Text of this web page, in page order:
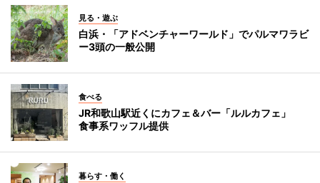
見る・遊ぶ
白浜・「アドベンチャーワールド」でパルマワラビ
ー3頭の一般公開
食べる
JR和歌山駅近くにカフェ＆バー「ルルカフェ」
食事系ワッフル提供
暮らす・働く